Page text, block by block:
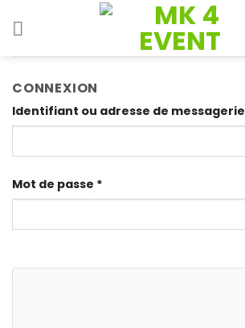
CONNEXION
Identifiant ou adresse de messagerie
Mot de passe *